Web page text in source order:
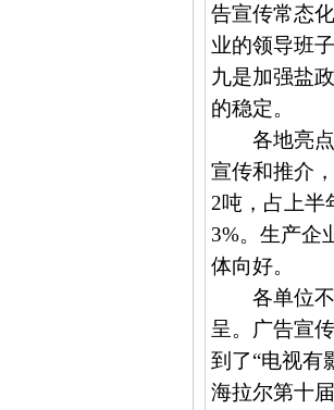
告宣传常态
业的领导班
九是加强盐
的稳定。
各地亮
宣传和推介
2吨，占上半
3%。生产企
体向好。
各单位
呈。广告宣
到了“电视有
海拉尔第十